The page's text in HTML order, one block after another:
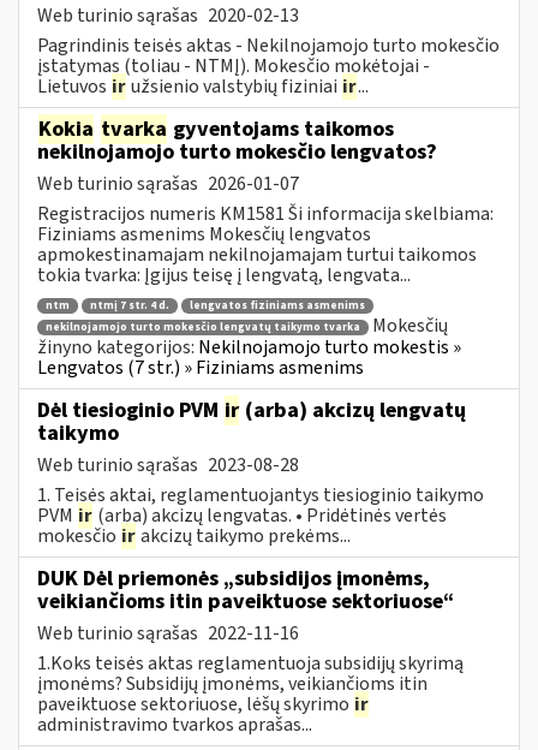
Web turinio sąrašas 2020-02-13
Pagrindinis teisės aktas - Nekilnojamojo turto mokesčio
įstatymas (toliau - NTMĮ). Mokesčio mokėtojai -
Lietuvos iružsienio valstybių fiziniai ir...
Kokia tvarka gyventojams taikomos
nekilnojamojo turto mokesčio lengvatos?
Web turinio sąrašas 2026-01-07
Registracijos numeris KM1581 Ši informacija skelbiama:
Fiziniams asmenims Mokesčių lengvatos
apmokestinamajam nekilnojamajam turtui taikomos
tokia tvarka: Įgijus teisę į lengvatą, lengvata...
ntm ntmį 7 str. 4 d.
lengvatos fiziniams asmenims
nekilnojamojo turto mokesčio lengvatų taikymo tvarka
Mokesčių
žinyno kategorijos: Nekilnojamojo turto mokestis »
Lengvatos (7 str.) » Fiziniams asmenims
Dėl tiesioginio PVM ir (arba) akcizų lengvatų
taikymo
Web turinio sąrašas 2023-08-28
1. Teisės aktai, reglamentuojantys tiesioginio taikymo
PVM ir (arba) akcizų lengvatas. • Pridėtinės vertės
mokesčio irakcizų taikymo prekėms...
DUK Dėl priemonės „subsidijos įmonėms,
veikiančioms itin paveiktuose sektoriuose“
Web turinio sąrašas 2022-11-16
1.Koks teisės aktas reglamentuoja subsidijų skyrimą
įmonėms? Subsidijų įmonėms, veikiančioms itin
paveiktuose sektoriuose, lėšų skyrimo ir
administravimo tvarkos aprašas...